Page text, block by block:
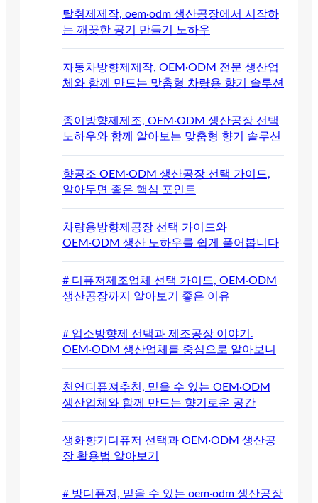
탈취제제작, oem·odm 생산공장에서 시작하
는 깨끗한 공기 만들기 노하우
자동차방향제제작, OEM·ODM 전문 생산업
체와 함께 만드는 맞춤형 차량용 향기 솔루션
종이방향제제조, OEM·ODM 생산공장 선택
노하우와 함께 알아보는 맞춤형 향기 솔루션
향공조 OEM·ODM 생산공장 선택 가이드,
알아두면 좋은 핵심 포인트
차량용방향제공장 선택 가이드와
OEM·ODM 생산 노하우를 쉽게 풀어봅니다
# 디퓨저제조업체 선택 가이드, OEM·ODM
생산공장까지 알아보기 좋은 이유
# 업소방향제 선택과 제조공장 이야기.
OEM·ODM 생산업체를 중심으로 알아보니
천연디퓨져추천, 믿을 수 있는 OEM·ODM
생산업체와 함께 만드는 향기로운 공간
생화향기디퓨저 선택과 OEM·ODM 생산공
장 활용법 알아보기
# 방디퓨져, 믿을 수 있는 oem·odm 생산공장